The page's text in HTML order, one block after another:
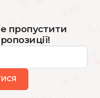
пропустити